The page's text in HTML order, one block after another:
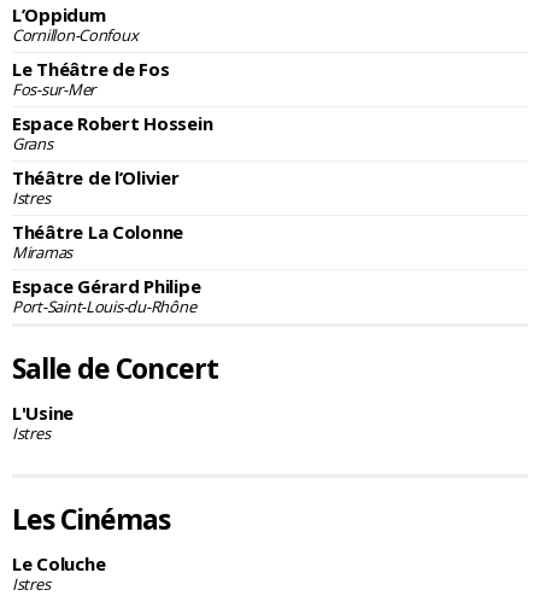
L’Oppidum
Cornillon-Confoux
Le Théâtre de Fos
Fos-sur-Mer
Espace Robert Hossein
Grans
Théâtre de l’Olivier
Istres
Théâtre La Colonne
Miramas
Espace Gérard Philipe
Port-Saint-Louis-du-Rhône
Salle de Concert
L'Usine
Istres
Les Cinémas
Le Coluche
Istres